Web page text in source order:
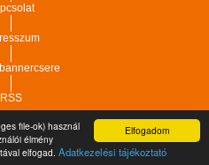
Elfogadom
file-ok) használ
élmény
elfogad. Adatkezelési tájékoztató
RSS
Ingatlan nyilvántartó, ügyviteli és
szoftver